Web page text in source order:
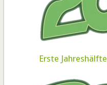
Erste Jahreshälfte